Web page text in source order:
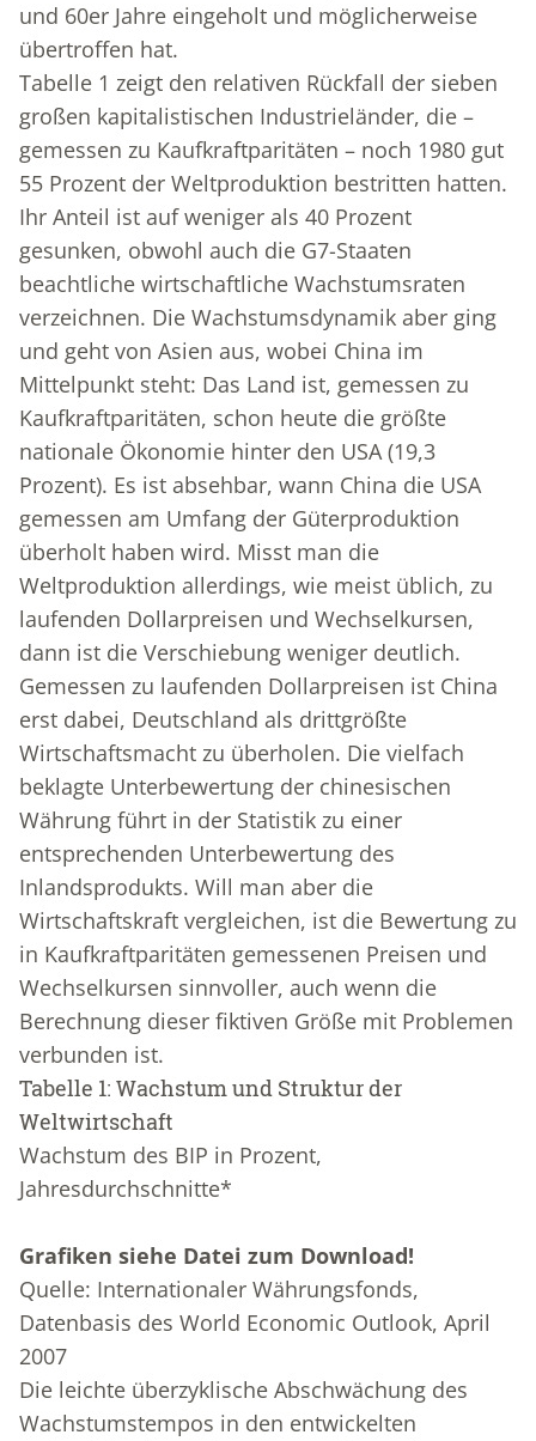
und 60er Jahre eingeholt und möglicherweise
übertroffen hat.
Tabelle 1 zeigt den relativen Rückfall der sieben
großen kapitalistischen Industrieländer, die –
gemessen zu Kaufkraftparitäten – noch 1980 gut
55 Prozent der Weltproduktion bestritten hatten.
Ihr Anteil ist auf weniger als 40 Prozent
gesunken, obwohl auch die G7-Staaten
beachtliche wirtschaftliche Wachstumsraten
verzeichnen. Die Wachstumsdynamik aber ging
und geht von Asien aus, wobei China im
Mittelpunkt steht: Das Land ist, gemessen zu
Kaufkraftparitäten, schon heute die größte
nationale Ökonomie hinter den USA (19,3
Prozent). Es ist absehbar, wann China die USA
gemessen am Umfang der Güterproduktion
überholt haben wird. Misst man die
Weltproduktion allerdings, wie meist üblich, zu
laufenden Dollarpreisen und Wechselkursen,
dann ist die Verschiebung weniger deutlich.
Gemessen zu laufenden Dollarpreisen ist China
erst dabei, Deutschland als drittgrößte
Wirtschaftsmacht zu überholen. Die vielfach
beklagte Unterbewertung der chinesischen
Währung führt in der Statistik zu einer
entsprechenden Unterbewertung des
Inlandsprodukts. Will man aber die
Wirtschaftskraft vergleichen, ist die Bewertung zu
in Kaufkraftparitäten gemessenen Preisen und
Wechselkursen sinnvoller, auch wenn die
Berechnung dieser fiktiven Größe mit Problemen
verbunden ist.
Tabelle 1: Wachstum und Struktur der
Weltwirtschaft
Wachstum des BIP in Prozent,
Jahresdurchschnitte*
Grafiken siehe Datei zum Download!
Quelle: Internationaler Währungsfonds,
Datenbasis des World Economic Outlook, April
2007
Die leichte überzyklische Abschwächung des
Wachstumstempos in den entwickelten